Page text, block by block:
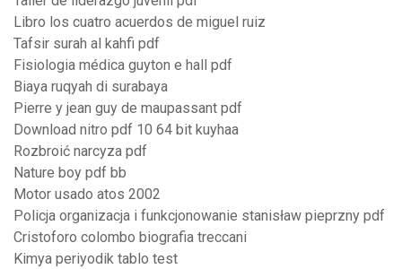
Libro los cuatro acuerdos de miguel ruiz
Tafsir surah al kahfi pdf
Fisiologia médica guyton e hall pdf
Biaya ruqyah di surabaya
Pierre y jean guy de maupassant pdf
Download nitro pdf 10 64 bit kuyhaa
Rozbroić narcyza pdf
Nature boy pdf bb
Motor usado atos 2002
Policja organizacja i funkcjonowanie stanisław pieprzny pdf
Cristoforo colombo biografia treccani
Kimya periyodik tablo test